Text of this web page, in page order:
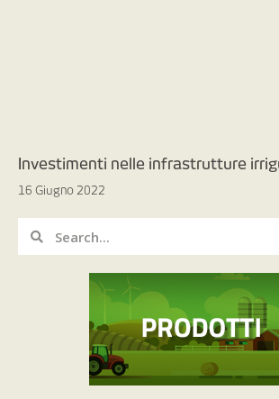
Investimenti nelle infrastrutture
16 Giugno 2022